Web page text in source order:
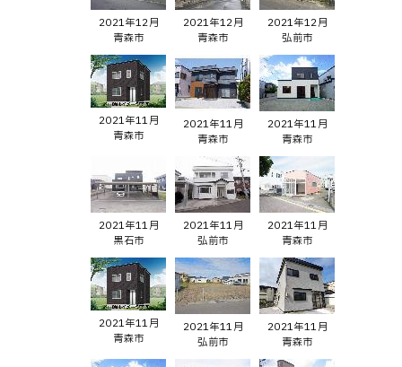
2021年12月
青森市
2021年12月
青森市
2021年12月
弘前市
2021年11月
青森市
2021年11月
青森市
2021年11月
青森市
2021年11月
黒石市
2021年11月
弘前市
2021年11月
青森市
2021年11月
青森市
2021年11月
弘前市
2021年11月
青森市